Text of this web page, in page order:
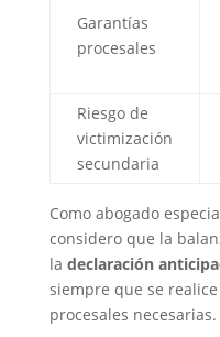
Garantías
procesales
Riesgo de
victimización
secundaria
Como abogado
considero que la
la declaración
siempre que se
procesales necesarias.